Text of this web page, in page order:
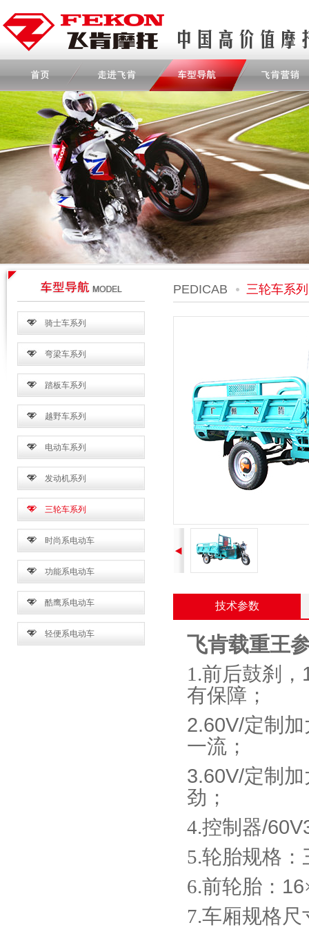
骑士车系列
弯梁车系列
踏板车系列
越野车系列
电动车系列
发动机系列
三轮车系列
时尚系电动车
功能系电动车
酷鹰系电动车
轻便系电动车
PEDICAB 三轮车系列
技术参数
飞肯载重王
1.前后鼓刹，
有保障；
2.60V/定制加
一流；
3.60V/定制加
劲；
4.控制器/
5.轮胎规格
6.前轮胎： 16
7.车厢规格尺